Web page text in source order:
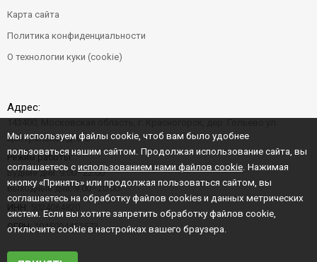
Карта сайта
Политика конфиденциальности
О технологии куки (cookie)
Адрес:
Центральная д. 6"Б"
Режим работы:
Будние дни: 9:00–22:00
Выходные дни: 9:00–20:00
ИНН:
ОГРН:1045004456573
Мы используем файлы cookie, чтоб вам было удобнее
пользоваться нашим сайтом. Продолжая использование сайта, вы
соглашаетесь с использованием нами файлов cookie . Нажимая
кнопку «Принять» или продолжая пользоваться сайтом, вы
соглашаетесь на обработку файлов cookies и данных метрических
систем. Если вы хотите запретить обработку файлов cookie,
отключите cookie в настройках вашего браузера.